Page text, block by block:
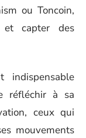
ou Toncoin,
capter des
réfléchir à sa
ceux qui
mouvements